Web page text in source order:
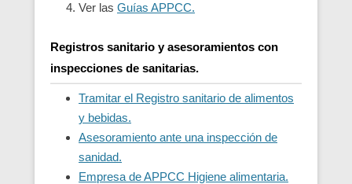
Ver las Guías APPCC.
Registros sanitario y asesoramientos con
inspecciones de sanitarias.
Tramitar el Registro sanitario de alimentos
y bebidas.
Asesoramiento ante una inspección de
sanidad.
Empresa de APPCC Higiene alimentaria.